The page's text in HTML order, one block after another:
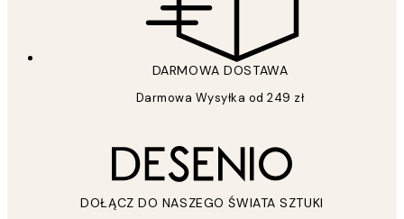
DARMOWA DOSTAWA
Darmowa Wysyłka od 249 zł
DOŁĄCZ DO NASZEGO ŚWIATA SZTUKI